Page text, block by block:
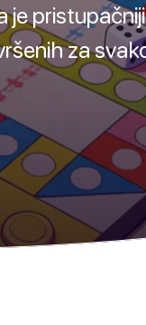
je
za